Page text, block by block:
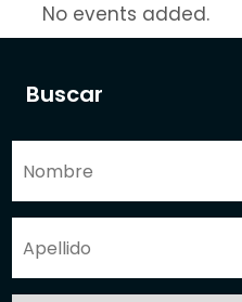
Buscar
No events added.